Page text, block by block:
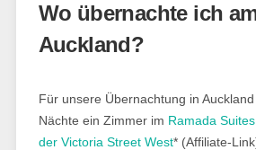
Wo übernachte ich
Auckland?
Für unsere Übernachtung in
Nächte ein Zimmer im Ramada
der Victoria Street West* (Affiliate-